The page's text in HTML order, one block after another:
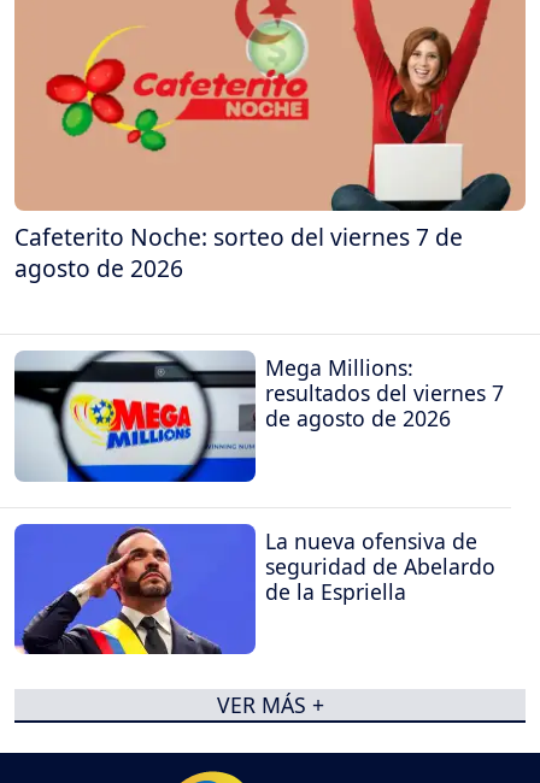
Cafeterito Noche: sorteo del viernes 7 de
agosto de 2026
Mega Millions:
resultados del viernes 7
de agosto de 2026
La nueva ofensiva de
seguridad de Abelardo
de la Espriella
VER MÁS +